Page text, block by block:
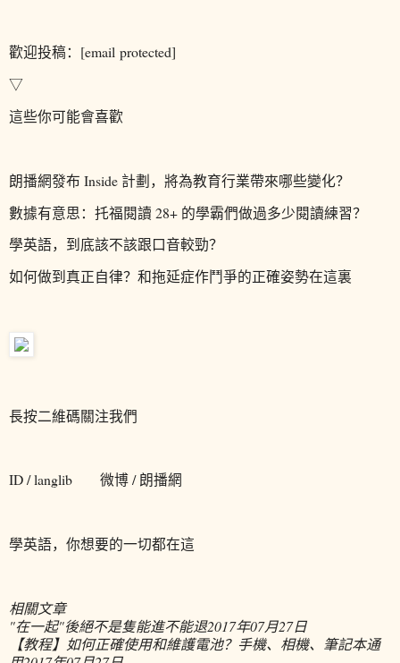
歡迎投稿：[email protected]
▽
這些你可能會喜歡
朗播網發布 Inside 計劃，將為教育行業帶來哪些變化？
數據有意思：托福閱讀 28+ 的學霸們做過多少閱讀練習？
學英語，到底該不該跟口音較勁？
如何做到真正自律？和拖延症作鬥爭的正確姿勢在這裏
長按二維碼關注我們
ID / langlib 微博 / 朗播網
學英語，你想要的一切都在這
相關文章
"在一起"後絕不是隻能進不能退2017年07月27日
【教程】如何正確使用和維護電池？手機、相機、筆記本通